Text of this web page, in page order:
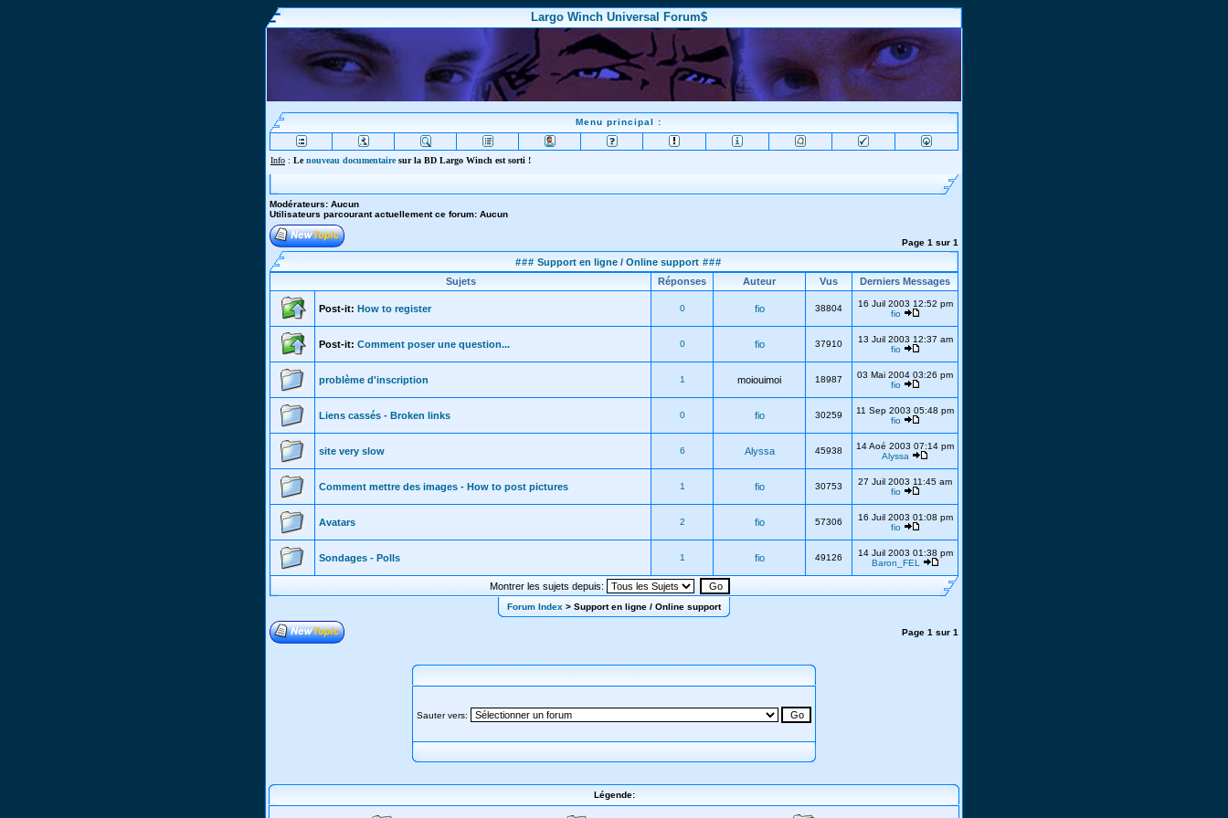
Largo Winch Universal Forum$
Menu principal :
Info : Lenouveau documentairesur la BD Largo Winch est sorti !
Modérateurs: Aucun
Utilisateurs parcourant actuellement ce forum: Aucun
Page 1 sur 1
### Support en ligne / Online support ###
Sujets
Réponses Auteur Vus Derniers Messages
Post-it: How to register 0 fio 38804
16 Juil 2003 12:52 pm
fio
Post-it: Comment poser une question... 0 fio 37910
13 Juil 2003 12:37 am
fio
problème d'inscription 1 moiouimoi 18987
03 Mai 2004 03:26 pm
fio
Liens cassés - Broken links 0 fio 30259
11 Sep 2003 05:48 pm
fio
site very slow 6 Alyssa 45938
14 Aoé 2003 07:14 pm
Alyssa
Comment mettre des images - How to post pictures 1 fio 30753
27 Juil 2003 11:45 am
fio
Avatars 2 fio 57306
16 Juil 2003 01:08 pm
fio
Sondages - Polls 1 fio 49126
14 Juil 2003 01:38 pm
Baron_FEL
Montrer les sujets depuis:
Forum Index > Support en ligne / Online support
Page 1 sur 1
Sauter vers:
Légende: